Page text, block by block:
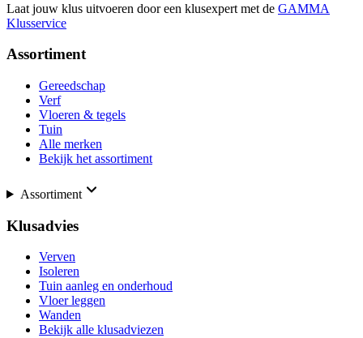
Laat jouw klus uitvoeren door een klusexpert met de GAMMA
Klusservice
Assortiment
Gereedschap
Verf
Vloeren & tegels
Tuin
Alle merken
Bekijk het assortiment
Assortiment
Klusadvies
Verven
Isoleren
Tuin aanleg en onderhoud
Vloer leggen
Wanden
Bekijk alle klusadviezen